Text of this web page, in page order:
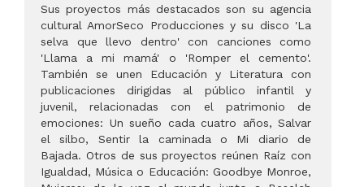
Sus proyectos más destacados son su agencia
cultural AmorSeco Producciones y su disco 'La
selva que llevo dentro' con canciones como
'Llama a mi mamá' o 'Romper el cemento'.
También se unen Educación y Literatura con
publicaciones dirigidas al público infantil y
juvenil, relacionadas con el patrimonio de
emociones: Un sueño cada cuatro años, Salvar
el silbo, Sentir la caminada o Mi diario de
Bajada. Otros de sus proyectos reúnen Raíz con
Igualdad, Música o Educación: Goodbye Monroe,